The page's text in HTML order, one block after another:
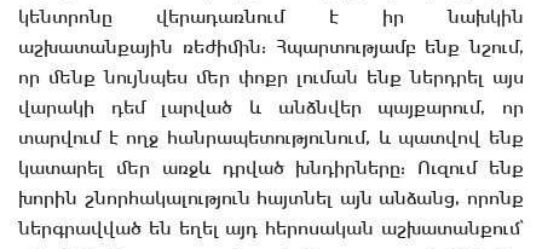
կենտրոնը վերադառնում է իր նախկին
աշխատանքային ռեժիմին: Հպարտությամբ ենք նշում,
որ մենք նույնպես մեր փոքր լուման ենք ներդրել այս
վարակի դեմ լարված և անձնվեր պայքարում, որ
տարվում է ողջ հանրապետությունում, և պատվով ենք
կատարել մեր առջև դրված խնդիրները: Ուզում ենք
խորին շնորհակալություն հայտնել այն անձանց, որոնք
ներգրավված են եղել այդ հերոսական աշխատանքում՝